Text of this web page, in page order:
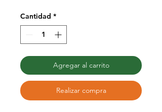
Cantidad *
Agregar al carrito
Realizar compra